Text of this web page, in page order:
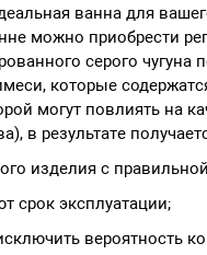
ванна для
можно приобрести
серого
которые
могут повлиять на
в результате
изделия с
срок эксплуатации;
вероятность